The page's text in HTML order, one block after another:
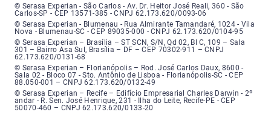
Serasa Experian - São Carlos - Endereço: Avenida Doutor Heitor José
© Serasa Experian - São Carlos - Av. Dr. Heitor José Reali, 360 - São
Carlos-SP - CEP 13571-385 - CNPJ 62.173.620/0093-06
Serasa Experian - Blumenau - Endereço: Rua Almirante Tamandaré,
© Serasa Experian - Blumenau - Rua Almirante Tamandaré, 1024 - Vila
Nova - Blumenau-SC - CEP 89035-000 - CNPJ 62.173.620/0104-95
Serasa Experian - Brasília, Endereço: Setor Comercial Norte, sem
© Serasa Experian – Brasília – ST SCN, S/N, Qd 02, Bl C, 109 – Sala
301 – Bairro Asa Sul, Brasília – DF – CEP 70302-911 – CNPJ
62.173.620/0131-68
Serasa Experian - Florianópolis, Endereço: Rodovia José Carlos, número
© Serasa Experian – Florianópolis – Rod. José Carlos Daux, 8600 -
Sala 02 - Bloco 07 - Sto. Antônio de Lisboa - Florianópolis-SC - CEP
88.050-001 – CNPJ 62.173.620/0132-49
Serasa Experian - Recife, Endereço: Edifício Empresarial Charles Darwin,
© Serasa Experian – Recife – Edifício Empresarial Charles Darwin - 2º
andar - R. Sen. José Henrique, 231 - Ilha do Leite, Recife-PE - CEP
50070-460 – CNPJ 62.173.620/0133-20